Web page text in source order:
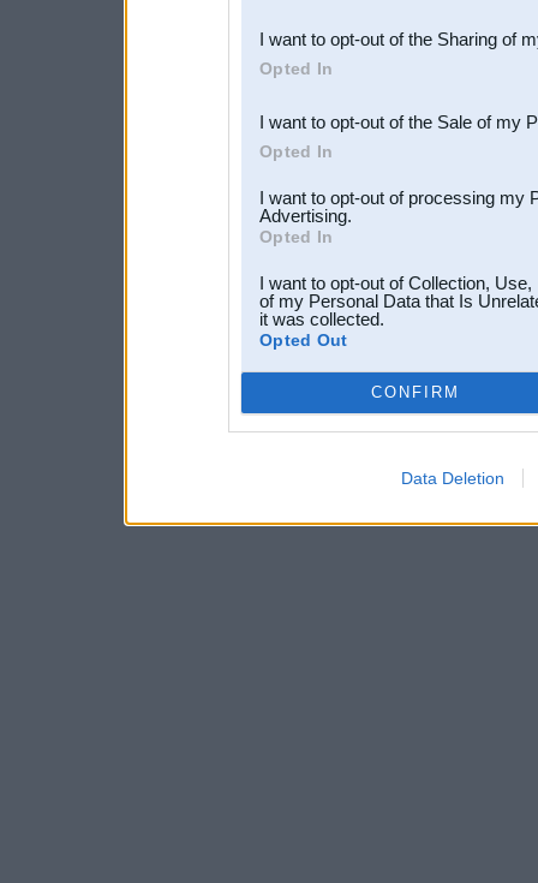
Downstream Participants
third parties.
I want to opt-out of the Sharing of
Opted In
I want to opt-out of the Sale of my
Opted In
I want to opt-out of processing my
Advertising.
Opted In
I want to opt-out of Collection,
of my Personal Data that Is
it was collected.
Opted Out
CONFIRM
Data Deletion